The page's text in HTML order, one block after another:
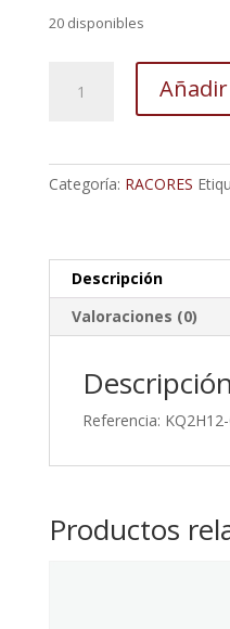
20 disponibles
Neumático
Categoría: RACORES
Descripción
Valoraciones (0)
Descripción
Referencia:
Productos